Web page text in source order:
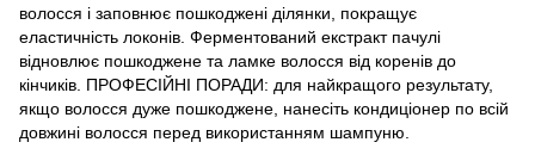
волосся і заповнює пошкоджені ділянки, покращує
еластичність локонів. Ферментований екстракт пачулі
відновлює пошкоджене та ламке волосся від коренів до
кінчиків. ПРОФЕСІЙНІ ПОРАДИ: для найкращого результату,
якщо волосся дуже пошкоджене, нанесіть кондиціонер по всій
довжині волосся перед використанням шампуню.